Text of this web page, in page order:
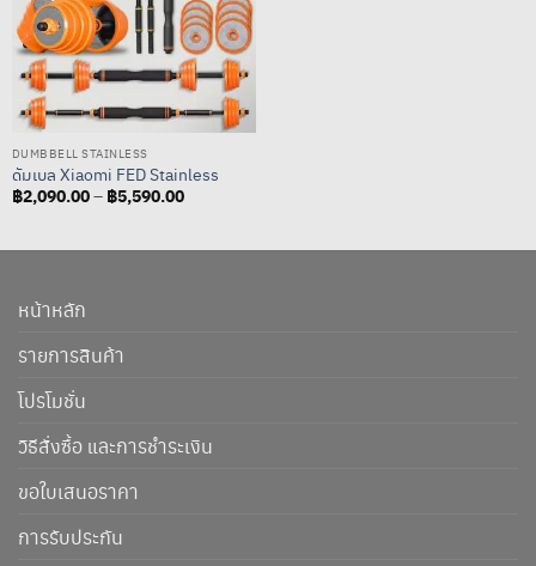
DUMBBELL STAINLESS
ดัมเบล Xiaomi FED Stainless
฿2,090.00– ฿5,590.00Price
฿5,590.00
หน้าหลัก
รายการสินค้า
โปรโมชั่น
วิธีสั่งซื้อ และการชำระเงิน
ขอใบเสนอราคา
การรับประกัน